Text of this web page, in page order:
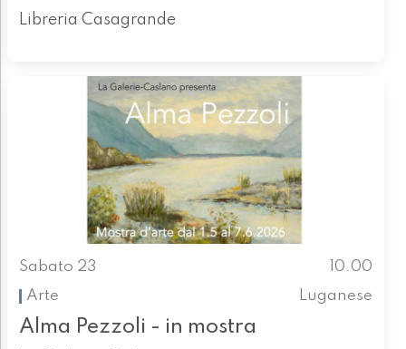
Libreria Casagrande
Sabato 23
10.00
Arte
Luganese
Alma Pezzoli - in mostra